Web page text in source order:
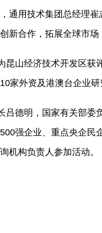
通用技术集团总经理
新合作，拓展全球市场
昆山经济技术开发区获
家外资及港澳台企业研
吕德明，国家有关部委
强企业、重点央企民
机构负责人参加活动。
保护活动启动
优秀传统文化的重
不同文化背景的人